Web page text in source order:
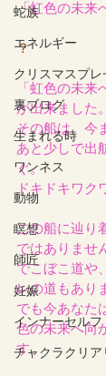
蛇族
エネルギー
クリスマスプレ
裏ブログ
生まれる時
ワンネス
動物
瞑想
師匠
妊娠
インナーセル
チャクラクリア
「虹色の未来
？
「虹色の未
が出来ました。
その船は、今
あと少しで出
ぐ。
ドキドキワク
この船に辿り
ではありませ
でこぼこ道や
レの道もあり
でも今あなた
色の未来へ向
す。